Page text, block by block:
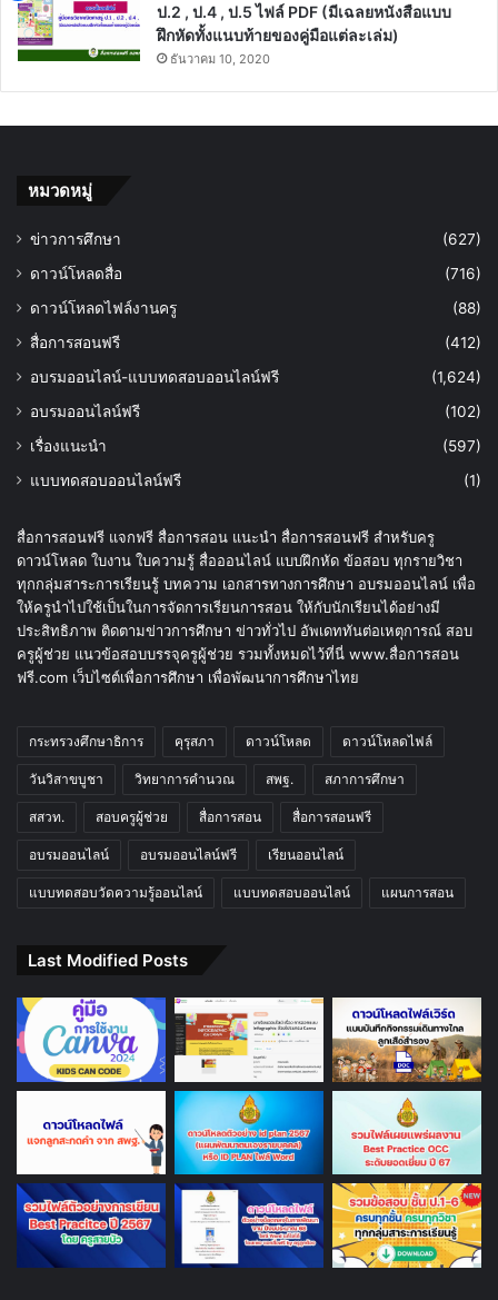
ป.2 , ป.4 , ป.5 ไฟล์ PDF (มีเฉลยหนังสือแบบ
ฝึกหัดทั้งแนบท้ายของคู่มือแต่ละเล่ม)
ธันวาคม 10, 2020
หมวดหมู่
ข่าวการศึกษา
(627)
ดาวน์โหลดสื่อ
(716)
ดาวน์โหลดไฟล์งานครู
(88)
สื่อการสอนฟรี
(412)
อบรมออนไลน์-แบบทดสอบออนไลน์ฟรี
(1,624)
อบรมออนไลน์ฟรี
(102)
เรื่องแนะนำ
(597)
แบบทดสอบออนไลน์ฟรี
(1)
สื่อการสอนฟรี แจกฟรี สื่อการสอน แนะนำ สื่อการสอนฟรี สำหรับครู
ดาวน์โหลด ใบงาน ใบความรู้ สื่อออนไลน์ แบบฝึกหัด ข้อสอบ ทุกรายวิชา
ทุกกลุ่มสาระการเรียนรู้ บทความ เอกสารทางการศึกษา อบรมออนไลน์ เพื่อ
ให้ครูนำไปใช้เป็นในการจัดการเรียนการสอน ให้กับนักเรียนได้อย่างมี
ประสิทธิภาพ ติดตามข่าวการศึกษา ข่าวทั่วไป อัพเดททันต่อเหตุการณ์ สอบ
ครูผู้ช่วย แนวข้อสอบบรรจุครูผู้ช่วย รวมทั้งหมดไว้ที่นี่ www.สื่อการสอน
ฟรี.com เว็บไซต์เพื่อการศึกษา เพื่อพัฒนาการศึกษาไทย
กระทรวงศึกษาธิการ คุรุสภา ดาวน์โหลด ดาวน์โหลดไฟล์
วันวิสาขบูชา วิทยาการคำนวณ สพฐ. สภาการศึกษา
สสวท. สอบครูผู้ช่วย สื่อการสอน สื่อการสอนฟรี
อบรมออนไลน์ อบรมออนไลน์ฟรี เรียนออนไลน์
แบบทดสอบวัดความรู้ออนไลน์ แบบทดสอบออนไลน์ แผนการสอน
Last Modified Posts